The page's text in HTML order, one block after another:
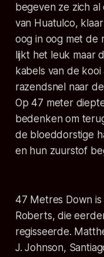
begeven ze zich
van Huatulco,
oog in oog met de
lijkt het leuk maar
kabels van de
razendsnel naar
Op 47 meter
bedenken om
de bloeddorstige
en hun zuurstof
47 Metres Down is
Roberts, die
regisseerde.
J. Johnson,